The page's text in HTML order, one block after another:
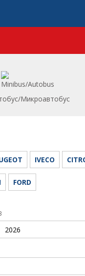
Микроавтобус
IVECO
FORD